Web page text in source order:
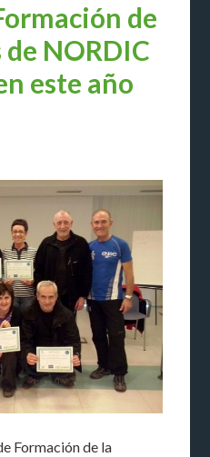
de
NORDIC
este año
Formación de la